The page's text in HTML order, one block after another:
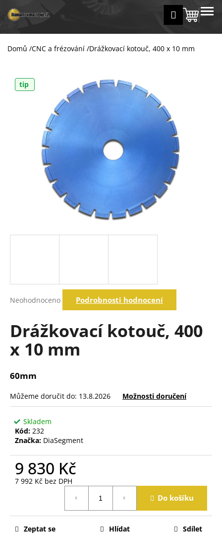
na
obsah
Přihlášení
košík
MENU
Domů /CNC a frézování /Drážkovací kotouč, 400 x 10 mm
hodnocení
0,0
5
Neohodnoceno Podrobnosti hodnocení
Drážkovací kotouč, 400
x 10 mm
60mm
Můžeme doručit do: 13.8.2026 Možnosti doručení
Skladem
Kód: 232
Značka: DiaSegment
9 830 Kč
7 992 Kč bez DPH
Do košíku
Zeptat se Hlídat Sdílet
tip
š
Zpět
Zpět
C
p
o
a
?
Hledat
o
o
r
u
u
m
e